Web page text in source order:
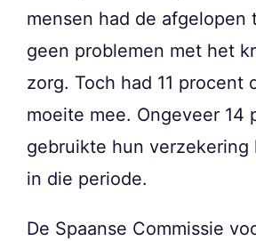
mensen had de afgelopen
geen problemen met het
zorg. Toch had 11 procent
moeite mee. Ongeveer 14
gebruikte hun verzekering
in die periode.
De Spaanse Commissie